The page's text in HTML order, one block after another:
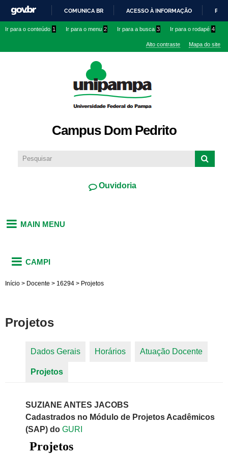
conteúdo
IR
O
COMUNICA BR ACESSO À INFORMAÇÃO
Ir para o conteúdo 1 Ir para o menu 2 Ir para a busca 3 Ir para o rodapé 4
Alto contraste Mapa do site
Campus Dom Pedrito
Ouvidoria
MAIN MENU
CAMPI
Início > Docente > 16294 > Projetos
Projetos
Dados Gerais Horários Atuação Docente
Projetos
SUZIANE ANTES JACOBS
Cadastrados no Módulo de Projetos Acadêmicos
(SAP) do GURI